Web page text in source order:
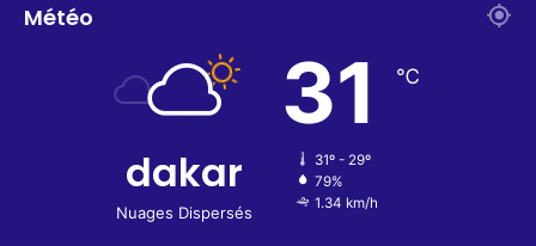
Météo
dakar
Nuages Dispersés
31 ℃
31º - 29º
79%
1.34 km/h